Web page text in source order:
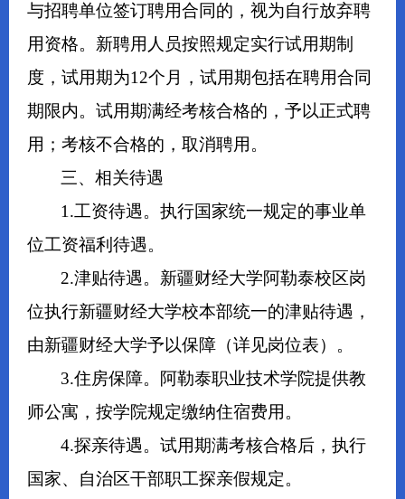
与招聘单位签订聘用合同的，视为自行放弃聘
用资格。新聘用人员按照规定实行试用期制
度，试用期为12个月，试用期包括在聘用合同
期限内。试用期满经考核合格的，予以正式聘
用；考核不合格的，取消聘用。
三、相关待遇
1.工资待遇。执行国家统一规定的事业单
位工资福利待遇。
2.津贴待遇。新疆财经大学阿勒泰校区岗
位执行新疆财经大学校本部统一的津贴待遇，
由新疆财经大学予以保障（详见岗位表）。
3.住房保障。阿勒泰职业技术学院提供教
师公寓，按学院规定缴纳住宿费用。
4.探亲待遇。试用期满考核合格后，执行
国家、自治区干部职工探亲假规定。